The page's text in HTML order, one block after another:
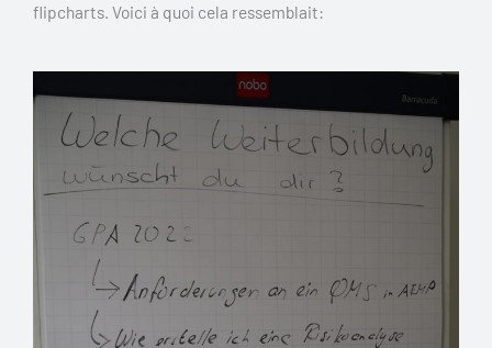
flipcharts. Voici à quoi cela ressemblait: